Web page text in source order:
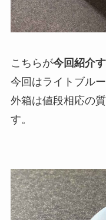
こちらが今回紹介
今回はライトブル
外箱は値段相応の
す。